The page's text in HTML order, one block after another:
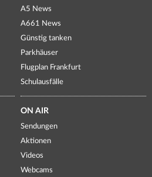
A5 News
A661 News
Günstig tanken
Parkhäuser
Flugplan Frankfurt
Schulausfälle
ON AIR
Sendungen
Aktionen
Videos
Webcams